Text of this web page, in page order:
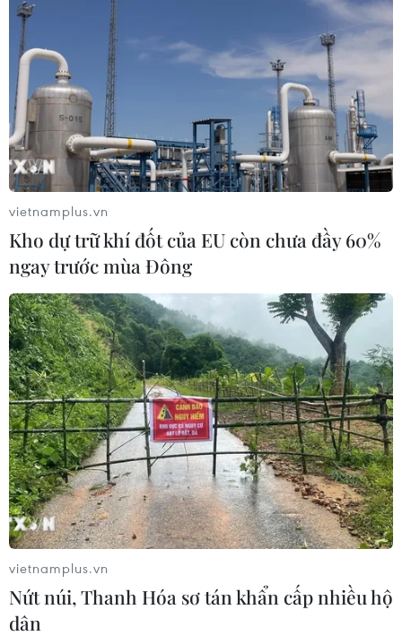
vietnamplus.vn
Kho dự trữ khí đốt của EU còn chưa đầy 60%
ngay trước mùa Đông
vietnamplus.vn
Nứt núi, Thanh Hóa sơ tán khẩn cấp nhiều hộ
dân